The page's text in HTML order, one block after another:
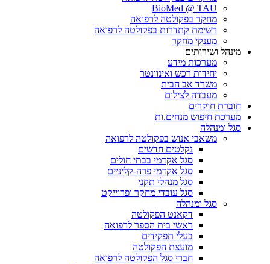
BioMed @ TAU
מחקר בפקולטה לרפואה
רשימת קתדרות בפקולטה לרפואה
מענקי מחקר
מינהל ושירותים
מערכות מידע
יחידות רכש ואינוונטר
משרד אב הבית
מעבדה לצילום
חוברת חוקרים
מערכת חיפוש מנחים.ות
סגל ומנהלה
משאבי אנוש בפקולטה לרפואה
נקלטים חדשים
סגל אקדמי בבתי חולים
סגל אקדמי פרה-קליניים
סגל מנהלי תקני
סגל עובדי מחקר ופרוייקט
סגל ומנהלה
דקאנט הפקולטה
ראשי בית הספר לרפואה
בעלי תפקידים
מועצת הפקולטה
חברי סגל הפקולטה לרפואה